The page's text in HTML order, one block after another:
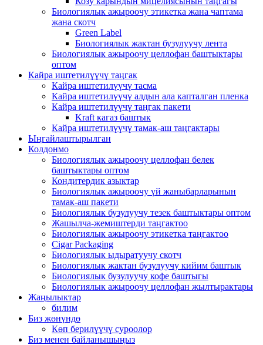
Биологиялык ажыроочу этикетка жана чаптама
жана скотч
Green Label
Биологиялык жактан бузулуучу лента
Биологиялык ажыроочу целлофан баштыктары
оптом
Кайра иштетилүүчү таңгак
Кайра иштетилүүчү тасма
Кайра иштетилүүчү алдын ала капталган пленка
Кайра иштетилүүчү таңгак пакети
Kraft кагаз баштык
Кайра иштетилүүчү тамак-аш таңгактары
Ыңгайлаштырылган
Колдонмо
Биологиялык ажыроочу целлофан белек
баштыктары оптом
Кондитердик азыктар
Биологиялык ажыроочу үй жаныбарларынын
тамак-аш пакети
Биологиялык бузулуучу тезек баштыктары оптом
Жашылча-жемиштерди таңгактоо
Биологиялык ажыроочу этикетка таңгактоо
Cigar Packaging
Биологиялык ыдыратуучу скотч
Биологиялык жактан бузулуучу кийим баштык
Биологиялык бузулуучу кофе баштыгы
Биологиялык ажыроочу целлофан жылтырактары
Жаңылыктар
билим
Биз жөнүндө
Көп берилүүчү суроолор
Биз менен байланышыңыз